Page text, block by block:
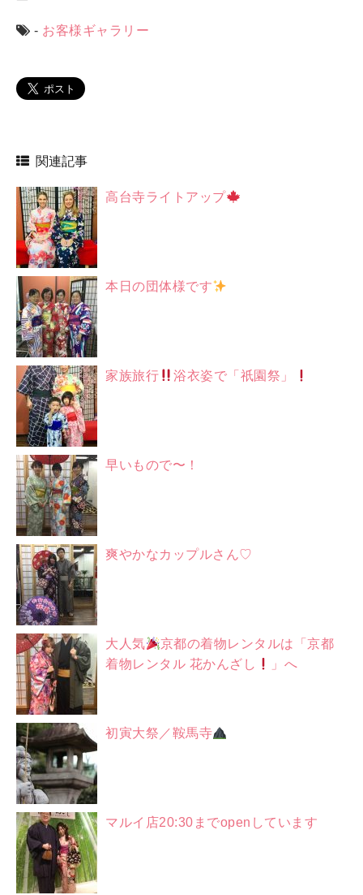
- お客様ギャラリー
関連記事
高台寺ライトアップ
本日の団体様です
家族旅行 浴衣姿で「祇園祭」
早いもので〜！
爽やかなカップルさん♡
大人気
京都の着物レンタルは「京都
着物レンタル 花かんざし
」へ
初寅大祭／鞍馬寺
マルイ店20:30までopenしています